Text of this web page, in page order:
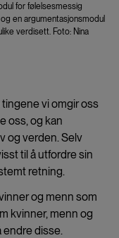
for følelsesmessig
en argumentasjonsmodul
verdisett. Foto: Nina
vi omgir oss
oss, og kan
og verden. Selv
til å utfordre sin
retning.
og menn som
kvinner, menn og
endre disse.